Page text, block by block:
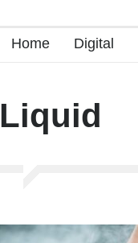
Home Digital
Liquid